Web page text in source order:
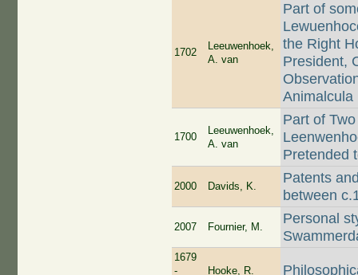
1702
Leeuwenhoek,
A. van
Part of
the Right
President,
Animalcula
1700
Leeuwenhoek,
A. van
Part of
Pretended
2000 Davids, K.
Patents
between
2007 Fournier, M.
Personal
1679
-
Hooke, R.